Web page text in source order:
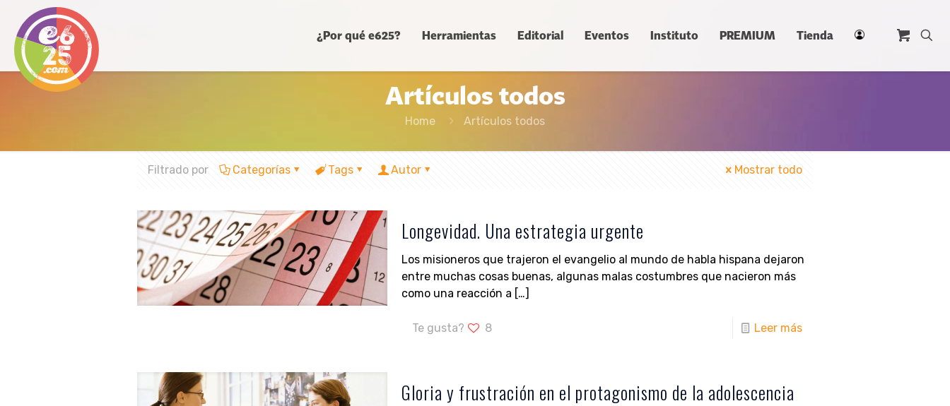
¿Por qué e625? Herramientas Editorial Eventos Instituto PREMIUM Tienda
Artículos todos
Home Artículos todos
Filtrado por Categorías Tags Autor Mostrar todo
Longevidad. Una estrategia urgente
Los misioneros que trajeron el evangelio al mundo de habla hispana dejaron
entre muchas cosas buenas, algunas malas costumbres que nacieron más
como una reacción a […]
Te gusta? 8 Leer más
Gloria y frustración en el protagonismo de la adolescencia